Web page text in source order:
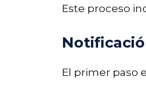
Este proceso
El primer paso